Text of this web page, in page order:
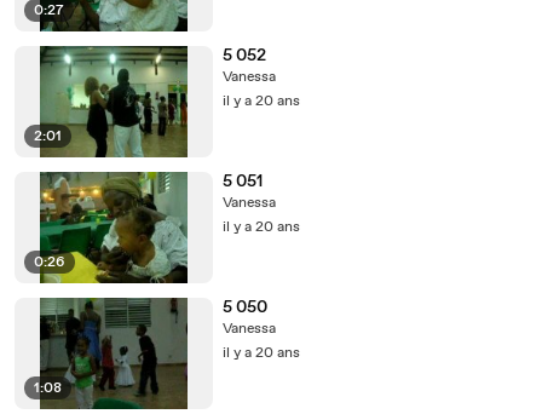
0:27
2:01
5 052
Vanessa
il y a 20 ans
0:26
5 051
Vanessa
il y a 20 ans
1:08
5 050
Vanessa
il y a 20 ans